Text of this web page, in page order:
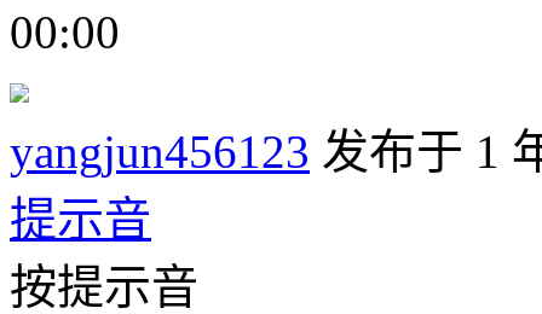
00:00
yangjun456123 发布于 1
提示音
按提示音